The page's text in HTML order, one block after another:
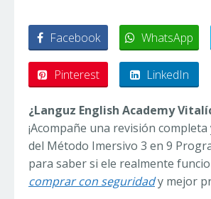
Facebook WhatsApp
Pinterest LinkedIn
¿Languz English Academy
¡Acompañe una revisión completa
del Método Imersivo 3 en 9
para saber si ele realmente
comprar con seguridady mejor